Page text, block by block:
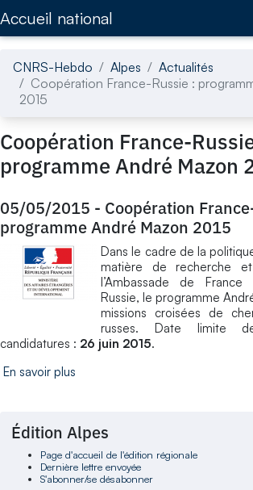
Accueil national
CNRS-Hebdo Alpes
Actualités
Coopération France-Russie :
2015
Coopération France-
programme André Mazon
05/05/2015 - Coopération
programme André Mazon 2015
Dans le cadre de la
matière de recherche
l’Ambassade de
Russie, le programme
missions croisées de
russes. Date limite
candidatures : 26 juin 2015.
En savoir plus
Édition Alpes
Page d'accueil de l'édition régionale
Dernière lettre envoyée
S'abonner/se désabonner